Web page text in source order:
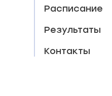
Расписание
Результаты
Контакты